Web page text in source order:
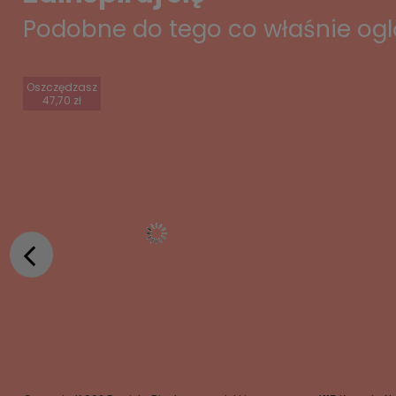
Podobne do tego co właśnie
Oszczędzasz
47,70 zł